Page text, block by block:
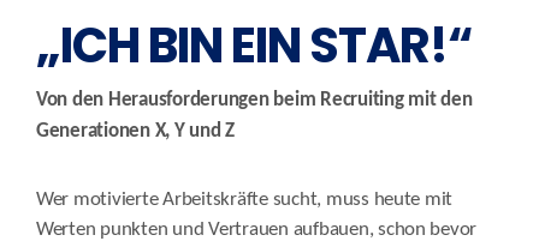
„ICH BIN EIN STAR!“
Von den Herausforderungen beim Recruiting mit den
Generationen X, Y und Z
Wer motivierte Arbeitskräfte sucht, muss heute mit
Werten punkten und Vertrauen aufbauen, schon bevor